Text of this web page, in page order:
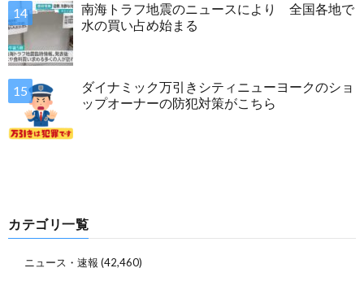
南海トラフ地震のニュースにより 全国各地で
水の買い占め始まる
ダイナミック万引きシティニューヨークのショ
ップオーナーの防犯対策がこちら
カテゴリ一覧
ニュース・速報 (42,460)